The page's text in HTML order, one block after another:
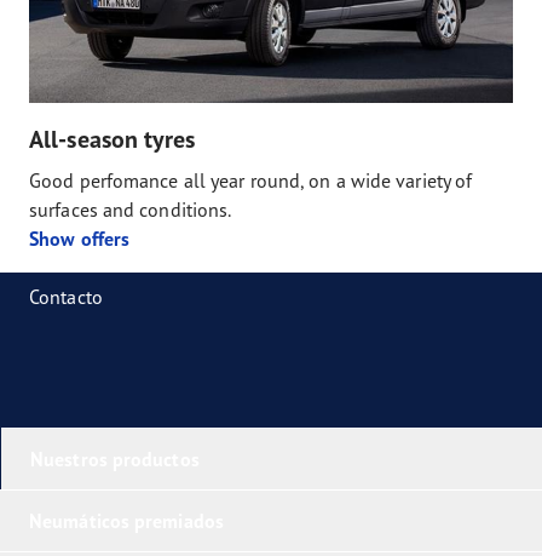
All-season tyres
Good perfomance all year round, on a wide variety of
surfaces and conditions.
Show offers
Contacto